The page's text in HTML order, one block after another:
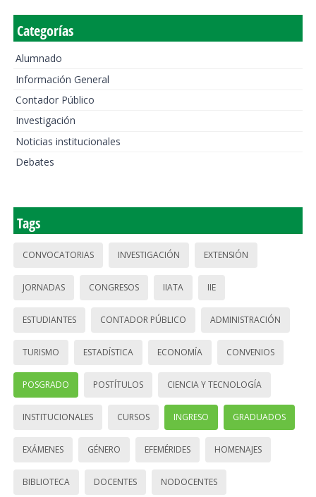
Categorías
Alumnado
Información General
Contador Público
Investigación
Noticias institucionales
Debates
Tags
CONVOCATORIAS INVESTIGACIÓN EXTENSIÓN
JORNADAS CONGRESOS IIATA IIE
ESTUDIANTES CONTADOR PÚBLICO ADMINISTRACIÓN
TURISMO ESTADÍSTICA ECONOMÍA CONVENIOS
POSGRADO POSTÍTULOS CIENCIA Y TECNOLOGÍA
INSTITUCIONALES CURSOS INGRESO GRADUADOS
EXÁMENES GÉNERO EFEMÉRIDES HOMENAJES
BIBLIOTECA DOCENTES NODOCENTES